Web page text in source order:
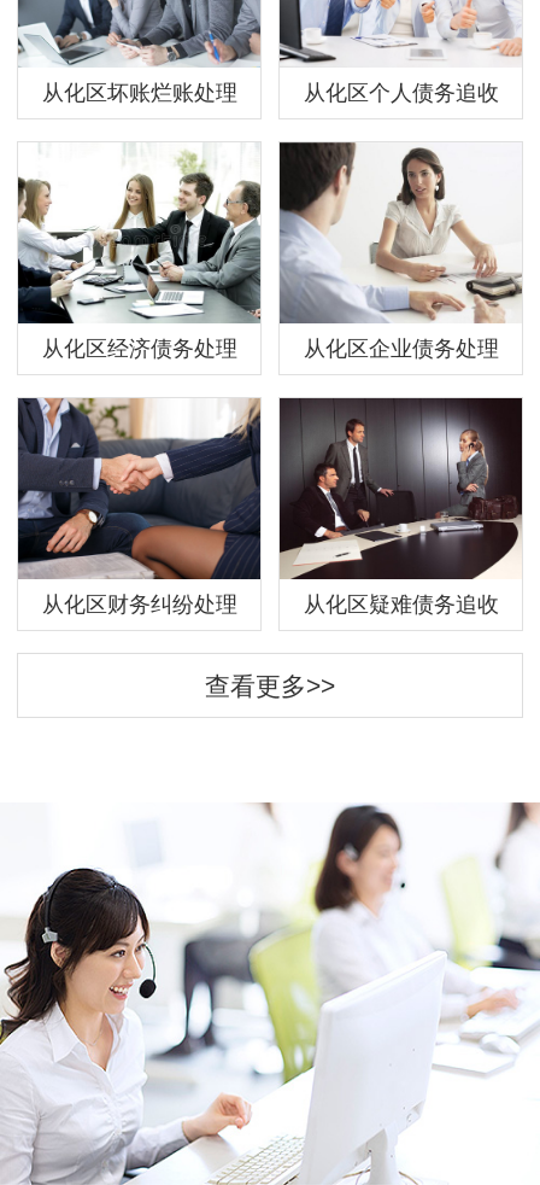
从化区坏账烂账处理 从化区个人债务追收
从化区经济债务处理 从化区企业债务处理
从化区财务纠纷处理 从化区疑难债务追收
查看更多>>